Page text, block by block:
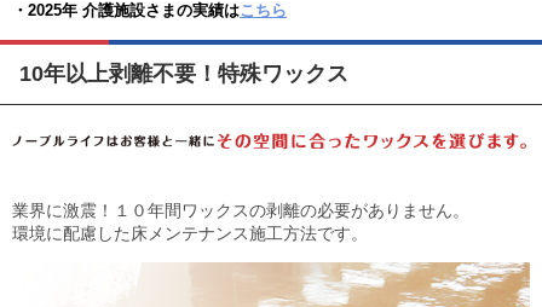
・2025年 介護施設さまの実績はこちら
10年以上剥離不要！特殊ワックス
業界に激震！１０年間ワックスの剥離の必要がありません。
環境に配慮した床メンテナンス施工方法です。